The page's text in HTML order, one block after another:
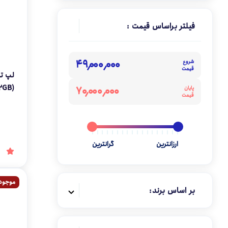
فیلتر براساس قیمت :
شروع
قیمت
۴۹٬۰۰۰٬۰۰۰
پایان
قیمت
۷۰٬۰۰۰٬۰۰۰
ارزانترین گرانترین
بر اساس برند: